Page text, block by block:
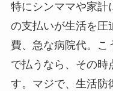
特にシンママや家計
の支払いが生活を圧
費、急な病院代。こ
で払うなら、その時
す。マジで、生活防